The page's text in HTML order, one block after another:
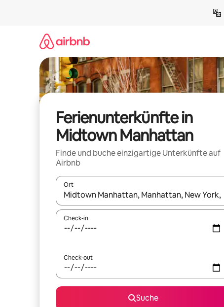
Ferienunterkünfte in
Midtown Manhattan
Finde und buche einzigartige Unterkünfte auf
Airbnb
Ort
Wenn Ergebnisse verfügbar sind, navigiere mit
Check-in
Check-out
Suche